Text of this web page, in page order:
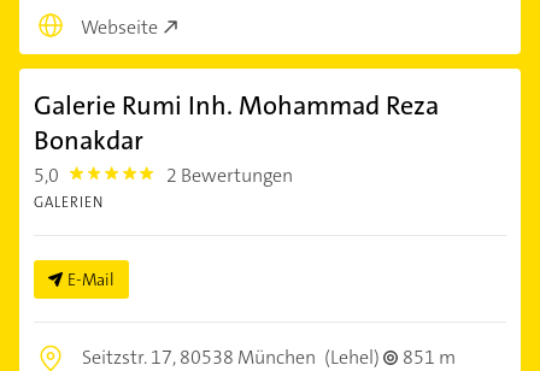
Webseite
Galerie Rumi Inh. Mohammad Reza
Bonakdar
5,0 5.0 2 Bewertungen
GALERIEN
E-Mail
Seitzstr. 17,80538 München (Lehel)
851 m